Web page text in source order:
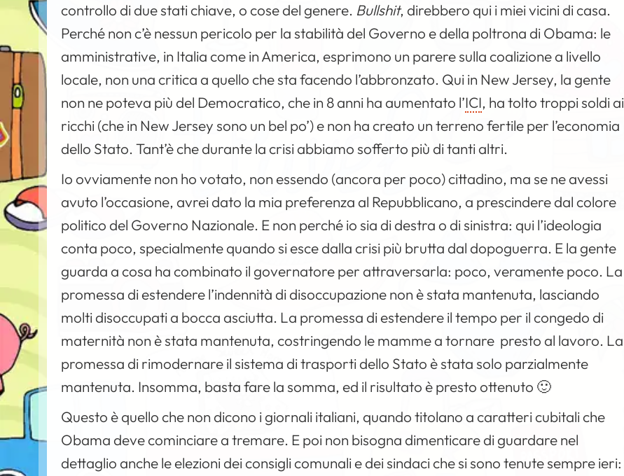
controllo di due stati chiave, o cose del genere. Bullshit, direbbero qui i miei vicini di casa.
Perché non c’è nessun pericolo per la stabilità del Governo e della poltrona di Obama: le
amministrative, in Italia come in America, esprimono un parere sulla coalizione a livello
locale, non una critica a quello che sta facendo l’abbronzato. Qui in New Jersey, la gente
non ne poteva più del Democratico, che in 8 anni ha aumentato l’ICI, ha tolto troppi soldi ai
ricchi (che in New Jersey sono un bel po’) e non ha creato un terreno fertile per l’economia
dello Stato. Tant’è che durante la crisi abbiamo sofferto più di tanti altri.
Io ovviamente non ho votato, non essendo (ancora per poco) cittadino, ma se ne avessi
avuto l’occasione, avrei dato la mia preferenza al Repubblicano, a prescindere dal colore
politico del Governo Nazionale. E non perché io sia di destra o di sinistra: qui l’ideologia
conta poco, specialmente quando si esce dalla crisi più brutta dal dopoguerra. E la gente
guarda a cosa ha combinato il governatore per attraversarla: poco, veramente poco. La
promessa di estendere l’indennità di disoccupazione non è stata mantenuta, lasciando
molti disoccupati a bocca asciutta. La promessa di estendere il tempo per il congedo di
maternità non è stata mantenuta, costringendo le mamme a tornare presto al lavoro. La
promessa di rimodernare il sistema di trasporti dello Stato è stata solo parzialmente
mantenuta. Insomma, basta fare la somma, ed il risultato è presto ottenuto 🙂
Questo è quello che non dicono i giornali italiani, quando titolano a caratteri cubitali che
Obama deve cominciare a tremare. E poi non bisogna dimenticare di guardare nel
dettaglio anche le elezioni dei consigli comunali e dei sindaci che si sono tenute sempre ieri: